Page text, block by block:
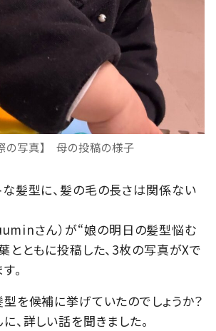
の写真】 母の投稿の様子
髪型に、髪の毛の長さは関係ない
さん）が“娘の明日の髪型悩む
とともに投稿した、3枚の写真がXで
。
を候補に挙げていたのでしょうか？
、詳しい話を聞きました。